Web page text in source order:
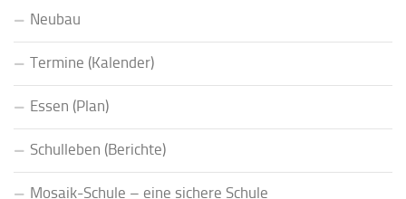
Neubau
Termine (Kalender)
Essen (Plan)
Schulleben (Berichte)
Mosaik-Schule – eine sichere Schule